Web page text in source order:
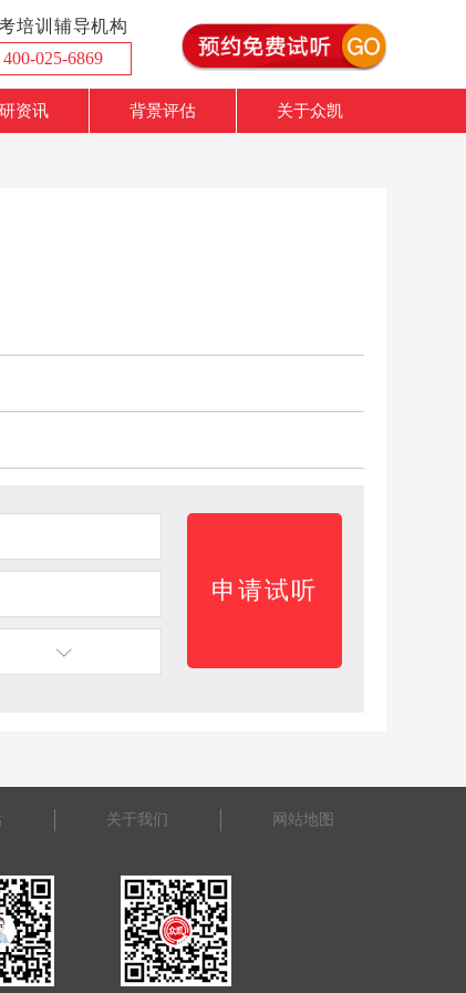
培训辅导机构
025-6869
资讯 背景评估 关于众凯
关于我们 网站地图